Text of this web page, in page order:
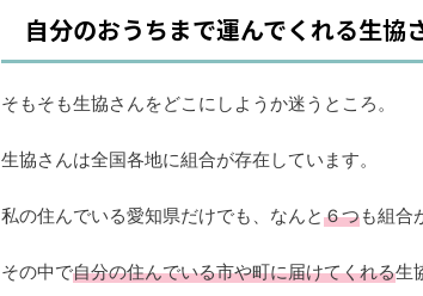
自分のおうちまで運んでくれる生協
そもそも生協さんをどこにしようか迷うところ。
生協さんは全国各地に組合が存在しています。
私の住んでいる愛知県だけでも、なんと６つも組合
その中で自分の住んでいる市や町に届けてくれる生